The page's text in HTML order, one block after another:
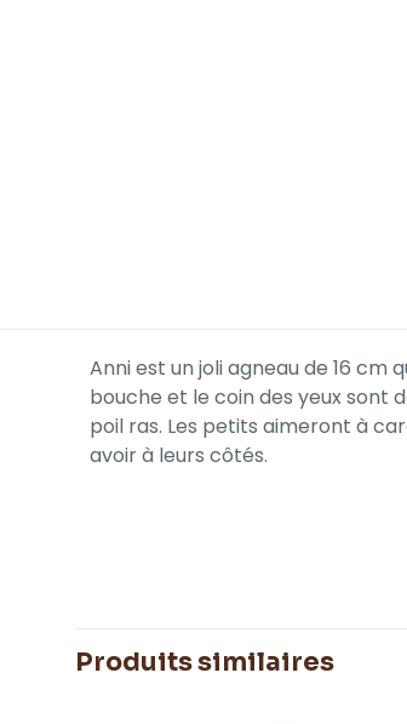
Anni est un joli agneau de 16 cm
bouche et le coin des yeux sont
poil ras. Les petits aimeront à
avoir à leurs côtés.
Produits similaires